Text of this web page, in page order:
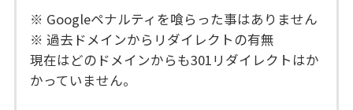
※ Googleペナルティを喰らった事はありません
※ 過去ドメインからリダイレクトの有無
現在はどのドメインからも301リダイレクトはか
かっていません。